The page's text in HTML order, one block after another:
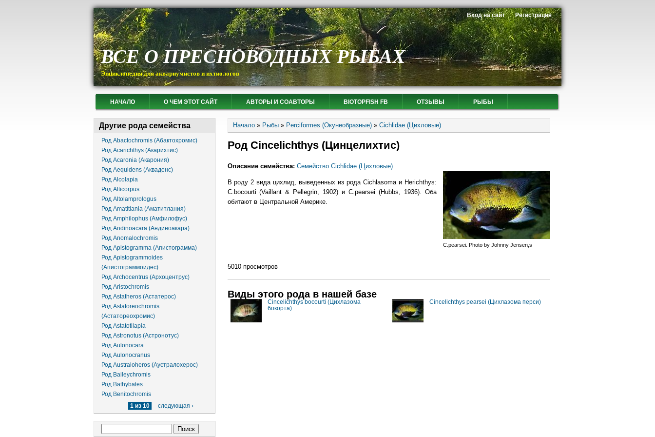
ВСЕ О ПРЕСНОВОДНЫХ РЫБАХ
Энциклопедия для аквариумистов и ихтиологов
Вход на сайт Регистрация
НАЧАЛО О ЧЕМ ЭТОТ САЙТ АВТОРЫ И СОАВТОРЫ BIOTOPFISH FB ОТЗЫВЫ РЫБЫ
Другие рода семейства
Род Abactochromis (Абактохромис)
Род Acarichthys (Акарихтис)
Род Acaronia (Акарония)
Род Aequidens (Акваденс)
Род Alcolapia
Род Alticorpus
Род Altolamprologus
Род Amatitlania (Аматитлания)
Род Amphilophus (Амфилофус)
Род Andinoacara (Андиноакара)
Род Anomalochromis
Род Apistogramma (Апистограмма)
Род Apistogrammoides
(Апистограммоидес)
Род Archocentrus (Архоцентрус)
Род Aristochromis
Род Astatheros (Астатерос)
Род Astatoreochromis
(Астатореохромис)
Род Astatotilapia
Род Astronotus (Астронотус)
Род Aulonocara
Род Aulonocranus
Род Australoheros (Аустралохерос)
Род Baileychromis
Род Bathybates
Род Benitochromis
1 из 10
следующая ›
Вы здесь
Начало » Рыбы » Perciformes (Окунеобразные) » Cichlidae (Цихловые)
Род Cincelichthys (Цинцелихтис)
Описание семейства: Семейство Cichlidae (Цихловые)
C.pearsei. Photo by Johnny Jensen,s
В роду 2 вида цихлид, выведенных из рода Cichlasoma и Herichthys:
C.bocourti (Vaillant & Pellegrin, 1902) и C.pearsei (Hubbs, 1936). Оба
обитают в Центральной Америке.
5010 просмотров
Виды этого рода в нашей базе
Cincelichthys bocourti (Цихлазома
бокорта)
Cincelichthys pearsei (Цихлазома перси)